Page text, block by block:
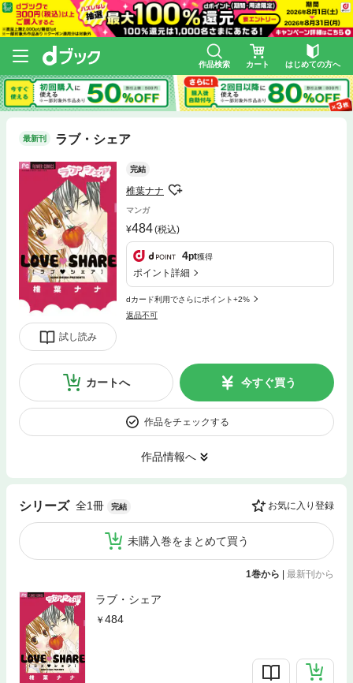
作品検索 カート はじめての方へ
最新刊 ラブ・シェア
試し読み
完結
椎葉ナナ
マンガ
484(税込)
4pt獲得
ポイント詳細
dカード利用でさらにポイント+2%
返品不可
カートへ 今すぐ買う
作品をチェックする
作品情報へ
シリーズ 全1冊 完結 お気に入り登録
未購入巻をまとめて買う
1巻から 最新刊から
ラブ・シェア
484